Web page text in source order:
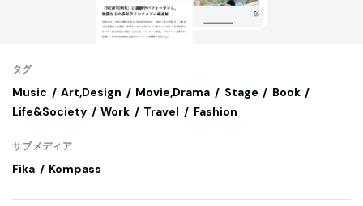
タグ
Music Art,Design Movie,Drama Stage
Book
Life&Society
Work Travel Fashion
サブメディア
Fika Kompass